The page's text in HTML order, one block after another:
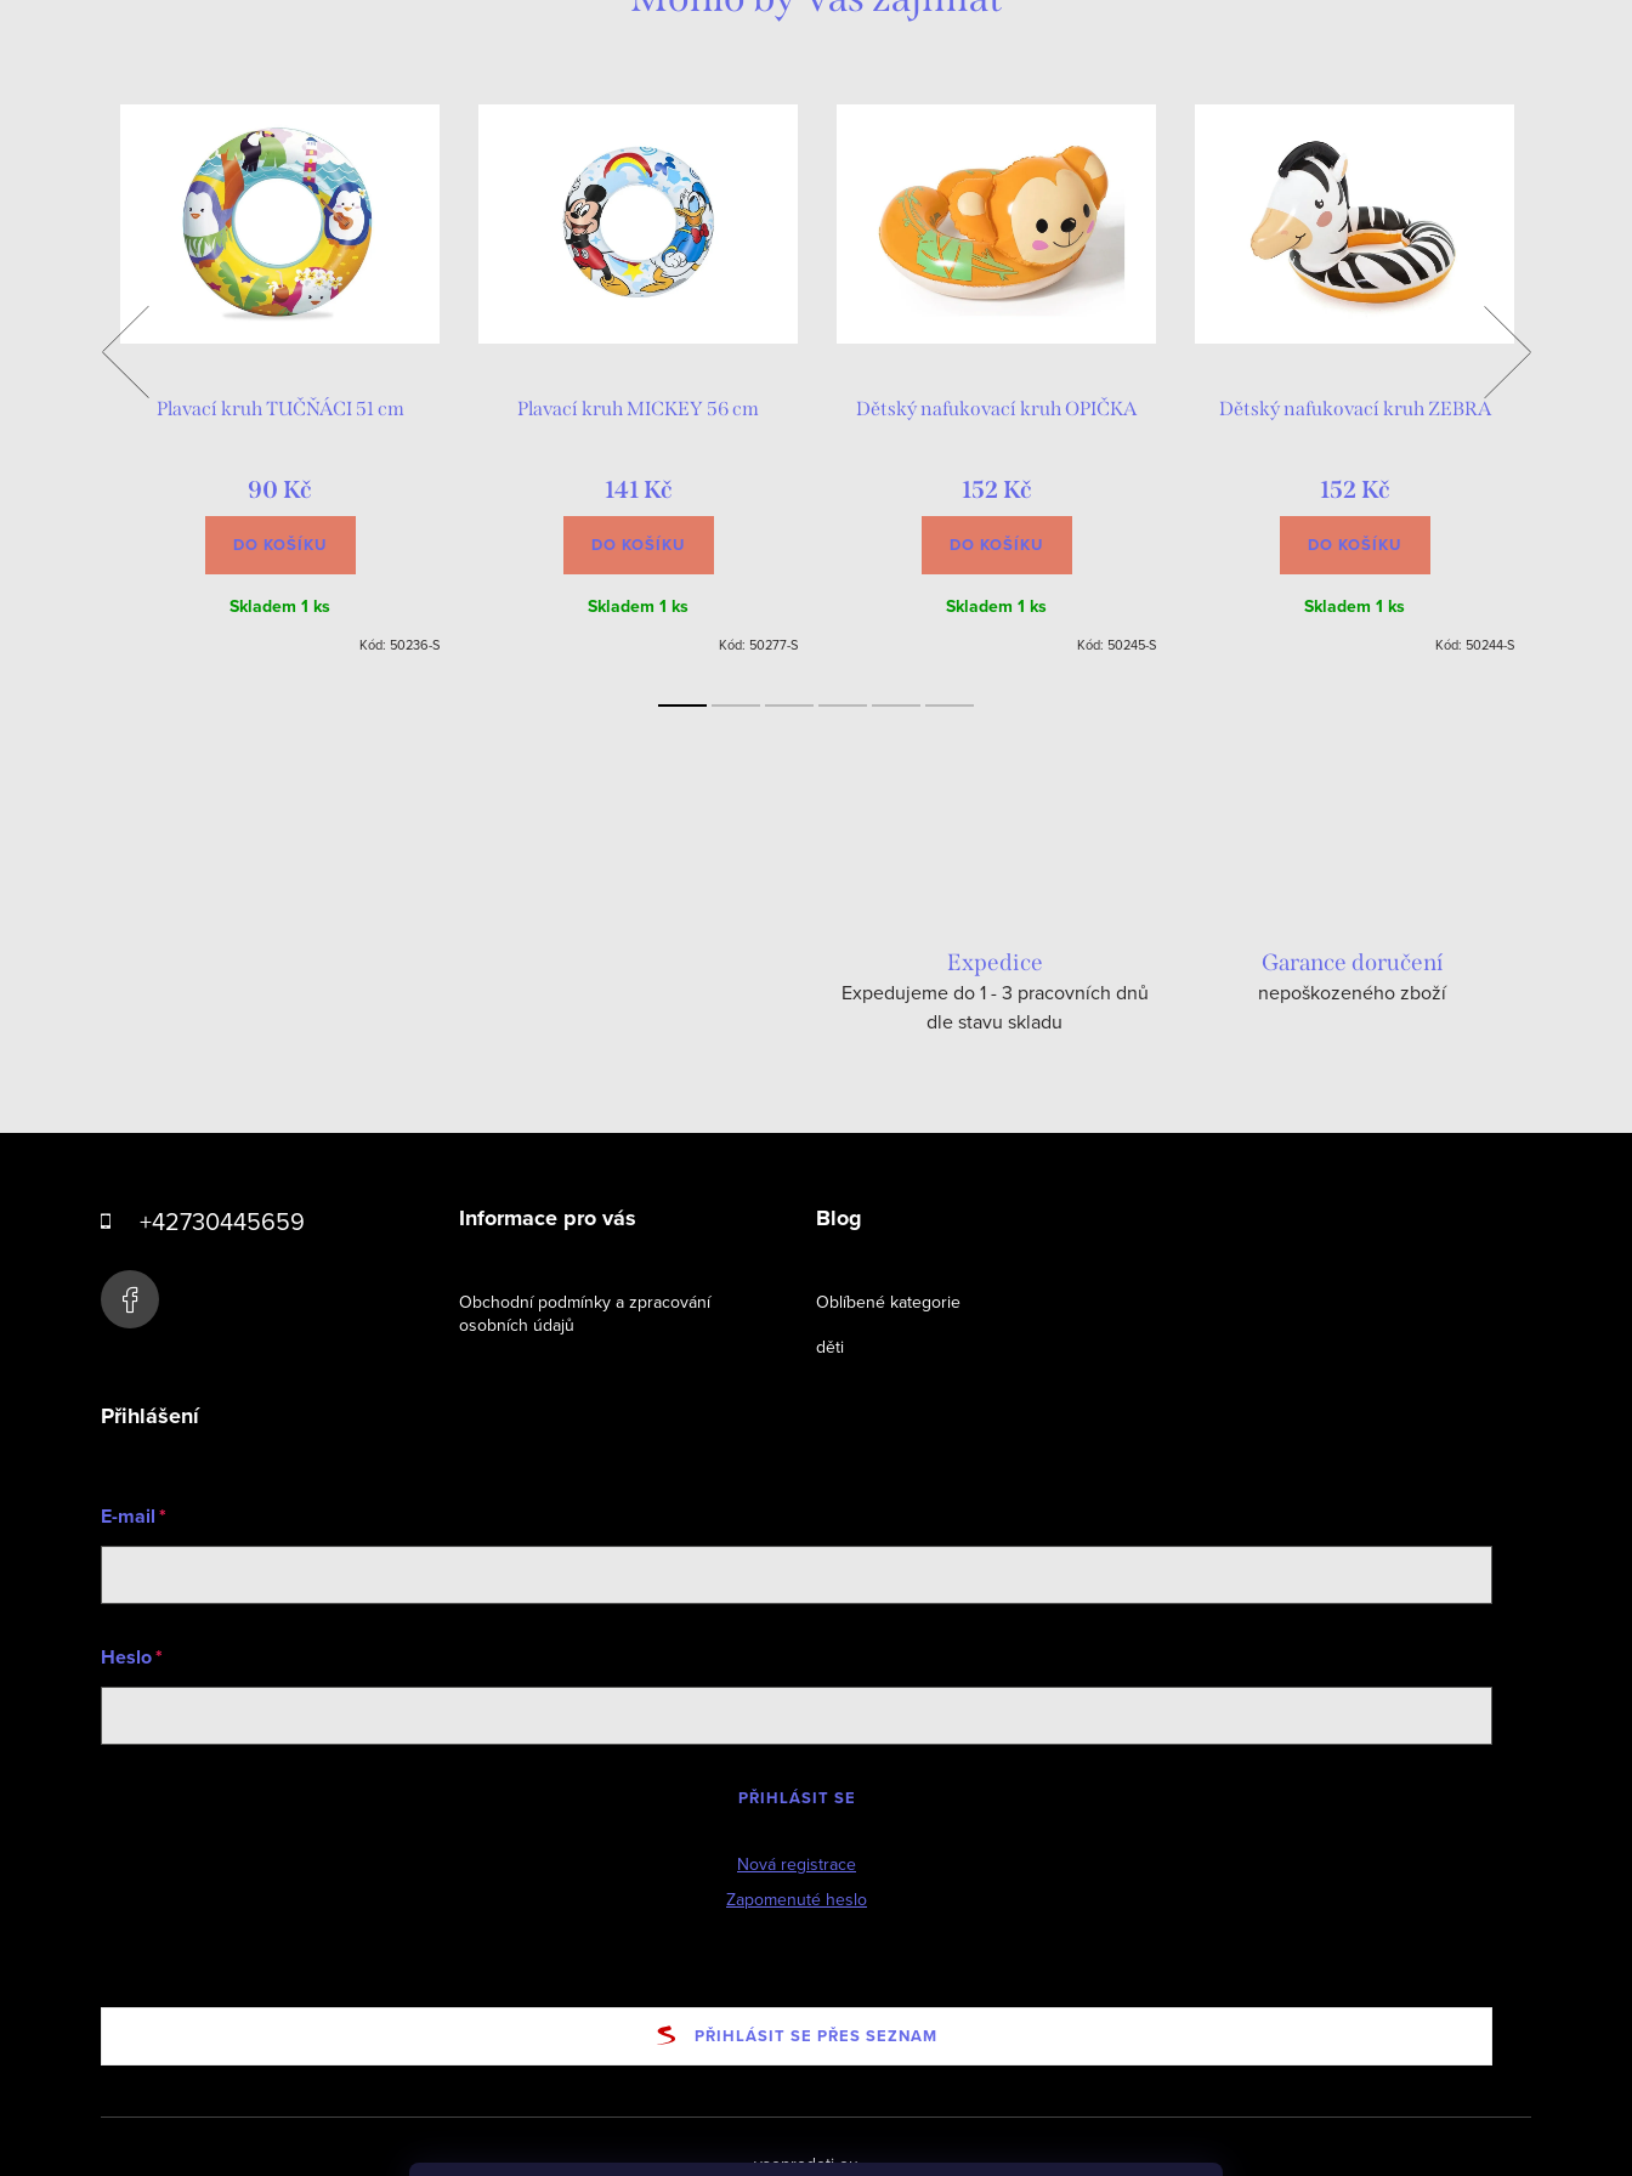
Plavací kruh TUČŇÁCI 51 cm
90 Kč
DO KOŠÍKU
Skladem 1 ks
Kód: 50236-S
Plavací kruh MICKEY 56 cm
141 Kč
DO KOŠÍKU
Skladem 1 ks
Kód: 50277-S
Dětský nafukovací kruh OPIČKA
152 Kč
DO KOŠÍKU
Skladem 1 ks
Kód: 50245-S
Dětský nafukovací kruh ZEBRA
152 Kč
DO KOŠÍKU
Skladem 1 ks
Kód: 50244-S
Expedice
Expedujeme do 1 - 3 pracovních dnů
dle stavu skladu
Garance doručení
nepoškozeného zboží
+42730445659 Informace pro vás
Obchodní podmínky a zpracování
osobních údajů
Blog
Oblíbené kategorie
děti
Přihlášení
E-mail
Heslo
PŘIHLÁSIT SE
Nová registrace
Zapomenuté heslo
PŘIHLÁSIT SE PŘES SEZNAM
vseprodeti-eu